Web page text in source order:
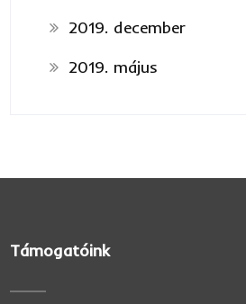
2019. december
2019. május
Támogatóink